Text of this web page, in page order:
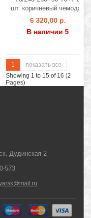
шт. коричневый чемодан
6 320,00 р.
В наличии 5
1
показать все
Showing 1 to 15 of 16 (2
Pages)
Дудинская 2
573